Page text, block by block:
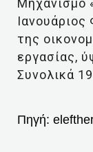
Μηχανισμό
της
εργασίας,
Συνολικά
Πηγή: